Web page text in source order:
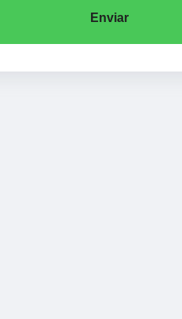
Enviar